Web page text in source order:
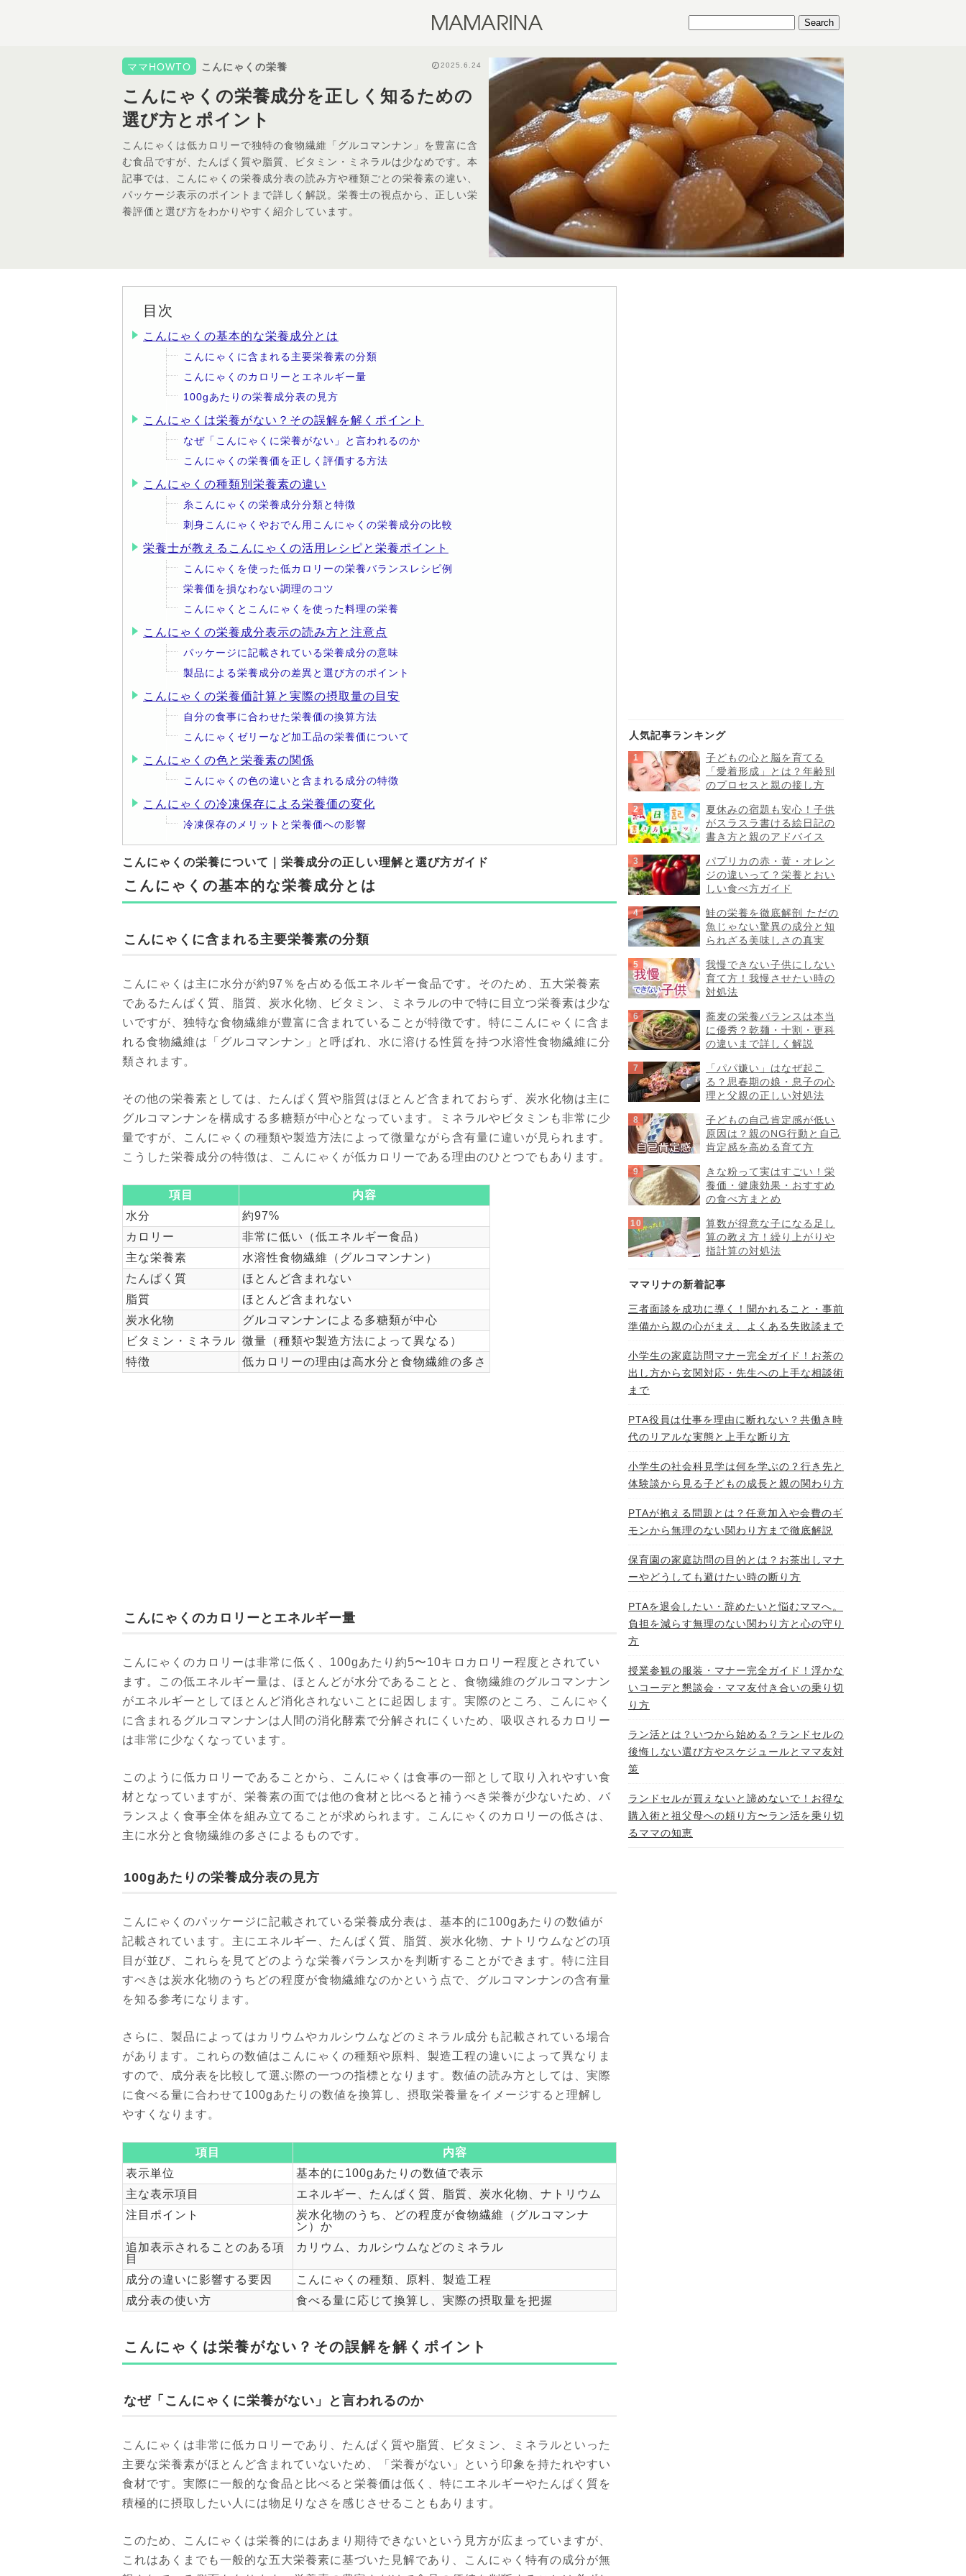
ママHOWTO 2025.6.24
こんにゃくの栄養
こんにゃくの栄養成分を正しく知るための
選び方とポイント
こんにゃくは低カロリーで独特の食物繊維「グルコマンナン」を豊富に含
む食品ですが、たんぱく質や脂質、ビタミン・ミネラルは少なめです。本
記事では、こんにゃくの栄養成分表の読み方や種類ごとの栄養素の違い、
パッケージ表示のポイントまで詳しく解説。栄養士の視点から、正しい栄
養評価と選び方をわかりやすく紹介しています。
目次
こんにゃくの基本的な栄養成分とは
こんにゃくに含まれる主要栄養素の分類
こんにゃくのカロリーとエネルギー量
100gあたりの栄養成分表の見方
こんにゃくは栄養がない？その誤解を解くポイント
なぜ「こんにゃくに栄養がない」と言われるのか
こんにゃくの栄養価を正しく評価する方法
こんにゃくの種類別栄養素の違い
糸こんにゃくの栄養成分分類と特徴
刺身こんにゃくやおでん用こんにゃくの栄養成分の比較
栄養士が教えるこんにゃくの活用レシピと栄養ポイント
こんにゃくを使った低カロリーの栄養バランスレシピ例
栄養価を損なわない調理のコツ
こんにゃくとこんにゃくを使った料理の栄養
こんにゃくの栄養成分表示の読み方と注意点
パッケージに記載されている栄養成分の意味
製品による栄養成分の差異と選び方のポイント
こんにゃくの栄養価計算と実際の摂取量の目安
自分の食事に合わせた栄養価の換算方法
こんにゃくゼリーなど加工品の栄養価について
こんにゃくの色と栄養素の関係
こんにゃくの色の違いと含まれる成分の特徴
こんにゃくの冷凍保存による栄養価の変化
冷凍保存のメリットと栄養価への影響
こんにゃくの栄養について｜栄養成分の正しい理解と選び方ガイド
こんにゃくの基本的な栄養成分とは
こんにゃくに含まれる主要栄養素の分類
こんにゃくは主に水分が約97％を占める低エネルギー食品です。そのため、五大栄養素
であるたんぱく質、脂質、炭水化物、ビタミン、ミネラルの中で特に目立つ栄養素は少な
いですが、独特な食物繊維が豊富に含まれていることが特徴です。特にこんにゃくに含ま
れる食物繊維は「グルコマンナン」と呼ばれ、水に溶ける性質を持つ水溶性食物繊維に分
類されます。
その他の栄養素としては、たんぱく質や脂質はほとんど含まれておらず、炭水化物は主に
グルコマンナンを構成する多糖類が中心となっています。ミネラルやビタミンも非常に少
量ですが、こんにゃくの種類や製造方法によって微量ながら含有量に違いが見られます。
こうした栄養成分の特徴は、こんにゃくが低カロリーである理由のひとつでもあります。
項目
内容
水分
約97%
カロリー
非常に低い（低エネルギー食品）
主な栄養素
水溶性食物繊維（グルコマンナン）
たんぱく質
ほとんど含まれない
脂質
ほとんど含まれない
炭水化物
グルコマンナンによる多糖類が中心
ビタミン・ミネラル 微量（種類や製造方法によって異なる）
特徴
低カロリーの理由は高水分と食物繊維の多さ
こんにゃくのカロリーとエネルギー量
こんにゃくのカロリーは非常に低く、100gあたり約5〜10キロカロリー程度とされてい
ます。この低エネルギー量は、ほとんどが水分であることと、食物繊維のグルコマンナン
がエネルギーとしてほとんど消化されないことに起因します。実際のところ、こんにゃく
に含まれるグルコマンナンは人間の消化酵素で分解されにくいため、吸収されるカロリー
は非常に少なくなっています。
このように低カロリーであることから、こんにゃくは食事の一部として取り入れやすい食
材となっていますが、栄養素の面では他の食材と比べると補うべき栄養が少ないため、バ
ランスよく食事全体を組み立てることが求められます。こんにゃくのカロリーの低さは、
主に水分と食物繊維の多さによるものです。
100gあたりの栄養成分表の見方
こんにゃくのパッケージに記載されている栄養成分表は、基本的に100gあたりの数値が
記載されています。主にエネルギー、たんぱく質、脂質、炭水化物、ナトリウムなどの項
目が並び、これらを見てどのような栄養バランスかを判断することができます。特に注目
すべきは炭水化物のうちどの程度が食物繊維なのかという点で、グルコマンナンの含有量
を知る参考になります。
さらに、製品によってはカリウムやカルシウムなどのミネラル成分も記載されている場合
があります。これらの数値はこんにゃくの種類や原料、製造工程の違いによって異なりま
すので、成分表を比較して選ぶ際の一つの指標となります。数値の読み方としては、実際
に食べる量に合わせて100gあたりの数値を換算し、摂取栄養量をイメージすると理解し
やすくなります。
項目
内容
表示単位
基本的に100gあたりの数値で表示
主な表示項目
エネルギー、たんぱく質、脂質、炭水化物、ナトリウム
注目ポイント
炭水化物のうち、どの程度が食物繊維（グルコマンナ
ン）か
追加表示されることのある項
目
カリウム、カルシウムなどのミネラル
成分の違いに影響する要因
こんにゃくの種類、原料、製造工程
成分表の使い方
食べる量に応じて換算し、実際の摂取量を把握
こんにゃくは栄養がない？その誤解を解くポイント
なぜ「こんにゃくに栄養がない」と言われるのか
こんにゃくは非常に低カロリーであり、たんぱく質や脂質、ビタミン、ミネラルといった
主要な栄養素がほとんど含まれていないため、「栄養がない」という印象を持たれやすい
食材です。実際に一般的な食品と比べると栄養価は低く、特にエネルギーやたんぱく質を
積極的に摂取したい人には物足りなさを感じさせることもあります。
このため、こんにゃくは栄養的にはあまり期待できないという見方が広まっていますが、
これはあくまでも一般的な五大栄養素に基づいた見解であり、こんにゃく特有の成分が無
人気記事ランキング
子どもの心と脳を育てる
「愛着形成」とは？年齢別
のプロセスと親の接し方
夏休みの宿題も安心！子供
がスラスラ書ける絵日記の
書き方と親のアドバイス
パプリカの赤・黄・オレン
ジの違いって？栄養とおい
しい食べ方ガイド
鮭の栄養を徹底解剖 ただの
魚じゃない驚異の成分と知
られざる美味しさの真実
我慢できない子供にしない
育て方！我慢させたい時の
対処法
蕎麦の栄養バランスは本当
に優秀？乾麺・十割・更科
の違いまで詳しく解説
「パパ嫌い」はなぜ起こ
る？思春期の娘・息子の心
理と父親の正しい対処法
子どもの自己肯定感が低い
原因は？親のNG行動と自己
肯定感を高める育て方
きな粉って実はすごい！栄
養価・健康効果・おすすめ
の食べ方まとめ
算数が得意な子になる足し
算の教え方！繰り上がりや
指計算の対処法
ママリナの新着記事
三者面談を成功に導く！聞かれること・事前
準備から親の心がまえ、よくある失敗談まで
小学生の家庭訪問マナー完全ガイド！お茶の
出し方から玄関対応・先生への上手な相談術
まで
PTA役員は仕事を理由に断れない？共働き時
代のリアルな実態と上手な断り方
小学生の社会科見学は何を学ぶの？行き先と
体験談から見る子どもの成長と親の関わり方
PTAが抱える問題とは？任意加入や会費のギ
モンから無理のない関わり方まで徹底解説
保育園の家庭訪問の目的とは？お茶出しマナ
ーやどうしても避けたい時の断り方
PTAを退会したい・辞めたいと悩むママへ。
負担を減らす無理のない関わり方と心の守り
方
授業参観の服装・マナー完全ガイド！浮かな
いコーデと懇談会・ママ友付き合いの乗り切
り方
ラン活とは？いつから始める？ランドセルの
後悔しない選び方やスケジュールとママ友対
策
ランドセルが買えないと諦めないで！お得な
購入術と祖父母への頼り方〜ラン活を乗り切
るママの知恵